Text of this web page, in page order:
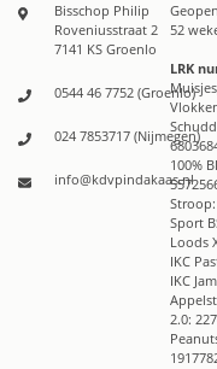
Bisschop Philip
Roveniusstraat 2
7141 KS Groenlo
0544 46 7752 (Groenlo)
024 7853717 (Nijmegen)
info@kdvpindakaas.nl
52
LRK
100%
Sport
Loods
IKC
IKC
2.0: